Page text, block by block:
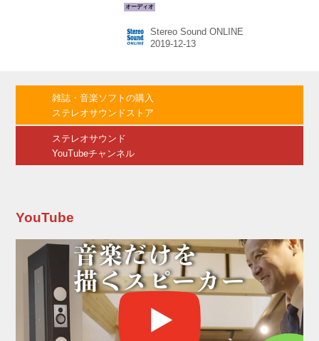
する。Yラグ用とバナナプラグ用があり、価格
る。 Magnetic Speaker Cable Adaptersは、写
真のように円柱状の本体にスピーカーとつなぐ
き、結果として音質の向上が図れるそうだ（接
続時には方向の指定があるので注意が必
Stereo Sound ONLINE
雑誌・音楽ソフトの購入
ステレオサウンドストア
ステレオサウンド
YouTubeチャンネル
YouTube